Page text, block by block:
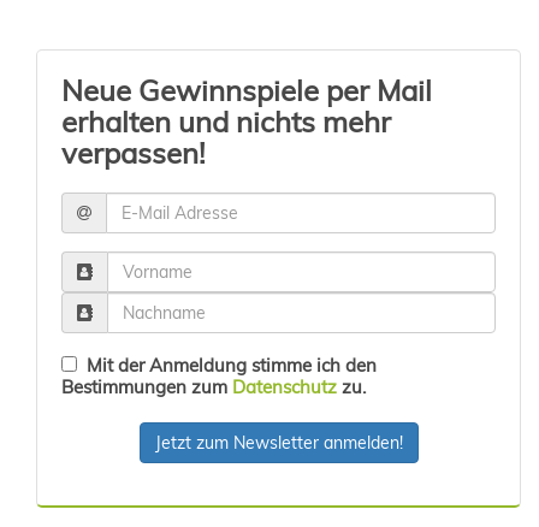
Neue Gewinnspiele per Mail
erhalten und nichts mehr
verpassen!
Mit der Anmeldung stimme ich den
Bestimmungen zum Datenschutz zu.
Jetzt zum Newsletter anmelden!